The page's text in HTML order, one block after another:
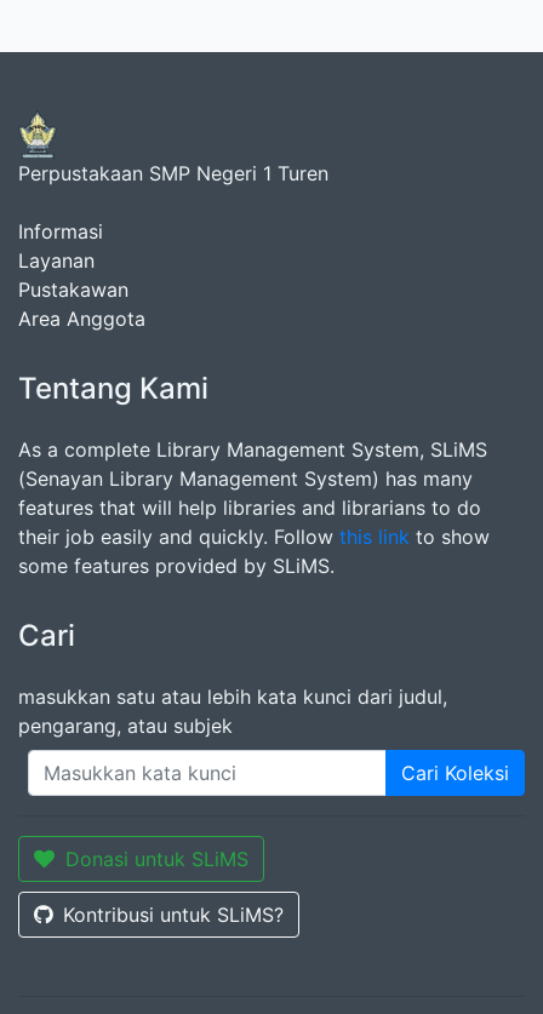
Perpustakaan SMP Negeri 1 Turen
Informasi
Layanan
Pustakawan
Area Anggota
Tentang Kami
As a complete Library Management System, SLiMS
(Senayan Library Management System) has many
features that will help libraries and librarians to do
their job easily and quickly. Follow this link to show
some features provided by SLiMS.
Cari
masukkan satu atau lebih kata kunci dari judul,
pengarang, atau subjek
Cari Koleksi
Donasi untuk SLiMS
Kontribusi untuk SLiMS?